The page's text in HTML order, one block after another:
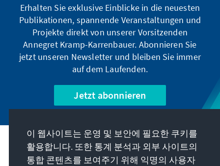
Erhalten Sie exklusive Einblicke in die neuesten
Publikationen, spannende Veranstaltungen und
Projekte direkt von unserer Vorsitzenden
Annegret Kramp-Karrenbauer. Abonnieren Sie
jetzt unseren Newsletter und bleiben Sie immer
auf dem Laufenden.
Jetzt abonnieren
우리의 과제
이 웹사이트는 운영 및 보안에 필요한 쿠키를
활용합니다. 또한 통계 분석과 외부 사이트의
통합 콘텐츠를 보여주기 위해 익명의 사용자